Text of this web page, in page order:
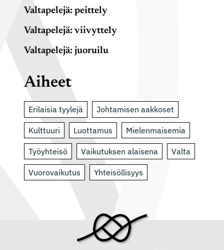
Valtapelejä: peittely
Valtapelejä: viivyttely
Valtapelejä: juoruilu
Aiheet
Erilaisia tyylejä Johtamisen aakkoset
Kulttuuri Luottamus Mielenmaisemia
Työyhteisö Vaikutuksen alaisena Valta
Vuorovaikutus Yhteisöllisyys